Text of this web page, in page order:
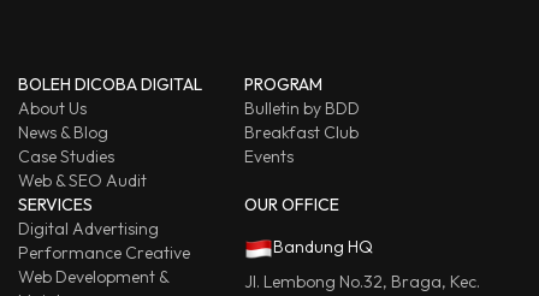
BOLEH DICOBA DIGITAL
About Us
News & Blog
Case Studies
Web & SEO Audit
PROGRAM
Bulletin by BDD
Breakfast Club
Events
SERVICES
Digital Advertising
Performance Creative
Web Development &
OUR OFFICE
Bandung HQ
Jl. Lembong No.32, Braga, Kec.